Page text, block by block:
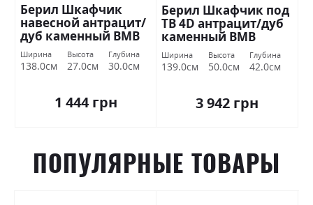
Берил Шкафчик
навесной антрацит/
дуб каменный ВМВ
Холдинг
Ширина
138.0см
Высота
27.0см
Глубина
30.0см
1 444 грн
Берил Шкафчик под
ТВ 4D антрацит/дуб
каменный ВМВ
Холдинг
Ширина
139.0см
Высота
50.0см
Глубина
42.0см
3 942 грн
ПОПУЛЯРНЫЕ ТОВАРЫ